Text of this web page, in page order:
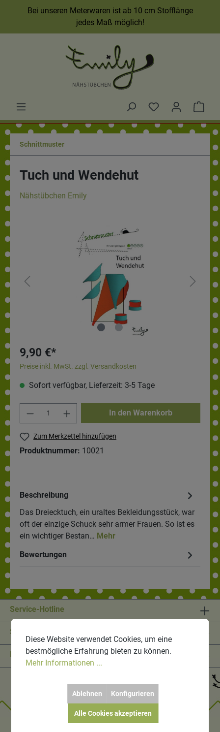
Bei unseren Meterwaren ist ab 10 cm Stofflänge
jedes Maß möglich!
Schnittmuster
Tuch und Wendehut
Nähstübchen Emily
9,90 €*
Preise inkl. MwSt. zzgl. Versandkosten
Sofort verfügbar, Lieferzeit: 3-5 Tage
In den Warenkorb
Zum Merkzettel hinzufügen
Produktnummer: 10021
Beschreibung
Das Dreiecktuch, ein uraltes Bekleidungsstück, war
oft der einzige Schuck sehr armer Frauen. So ist es
ein wichtiger Bestan… Mehr
Bewertungen
Service-Hotline
Shop Service
Informationen
Diese Website verwendet Cookies, um eine
bestmögliche Erfahrung bieten zu können.
Mehr Informationen ...
Ablehnen Konfigurieren
Alle Cookies akzeptieren